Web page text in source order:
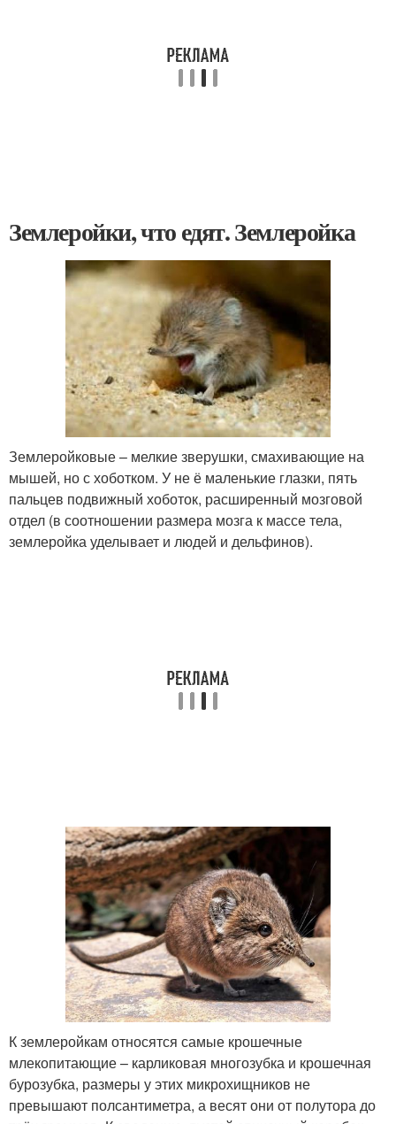
Землеройки, что едят. Землеройка
Землеройковые – мелкие зверушки, смахивающие на
мышей, но с хоботком. У не ё маленькие глазки, пять
пальцев подвижный хоботок, расширенный мозговой
отдел (в соотношении размера мозга к массе тела,
землеройка уделывает и людей и дельфинов).
К землеройкам относятся самые крошечные
млекопитающие – карликовая многозубка и крошечная
бурозубка, размеры у этих микрохищников не
превышают полсантиметра, а весят они от полутора до